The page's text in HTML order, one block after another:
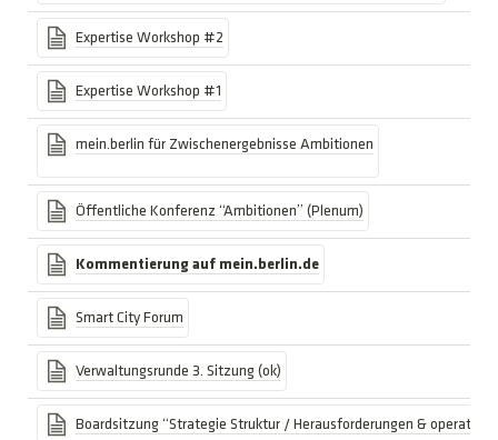
Expertise Workshop #2
Expertise Workshop #1
mein.berlin für Zwischenergebnisse Ambitionen
Öffentliche Konferenz “Ambitionen” (Plenum)
Kommentierung auf mein.berlin.de
Smart City Forum
Verwaltungsrunde 3. Sitzung (ok)
Boardsitzung “Strategie Struktur / Herausforderungen & operative